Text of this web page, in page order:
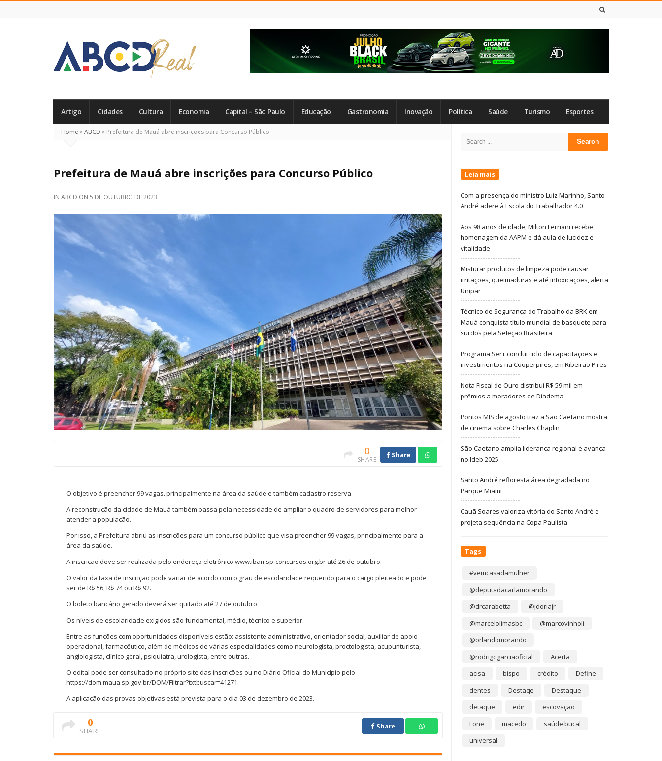
Real
Artigo Cidades Cultura Economia Capital – São Paulo Educação Gastronomia Inovação Política Saúde Turismo Esportes
Home »ABCD » Prefeitura de Mauá abre inscrições para Concurso Público
Prefeitura de Mauá abre inscrições para Concurso Público
IN ABCD ON 5 DE OUTUBRO DE 2023
0
SHARE
Share
O objetivo é preencher 99 vagas, principalmente na área da saúde e também cadastro reserva
A reconstrução da cidade de Mauá também passa pela necessidade de ampliar o quadro de servidores para melhor
atender a população.
Por isso, a Prefeitura abriu as inscrições para um concurso público que visa preencher 99 vagas, principalmente para a
área da saúde.
A inscrição deve ser realizada pelo endereço eletrônico www.ibamsp-concursos.org.br até 26 de outubro.
O valor da taxa de inscrição pode variar de acordo com o grau de escolaridade requerido para o cargo pleiteado e pode
ser de R$ 56, R$ 74 ou R$ 92.
O boleto bancário gerado deverá ser quitado até 27 de outubro.
Os níveis de escolaridade exigidos são fundamental, médio, técnico e superior.
Entre as funções com oportunidades disponíveis estão: assistente administrativo, orientador social, auxiliar de apoio
operacional, farmacêutico, além de médicos de várias especialidades como neurologista, proctologista, acupunturista,
angiologista, clínico geral, psiquiatra, urologista, entre outras.
O edital pode ser consultado no próprio site das inscrições ou no Diário Oficial do Município pelo
https://dom.maua.sp.gov.br/DOM/Filtrar?txtbuscar=41271.
A aplicação das provas objetivas está prevista para o dia 03 de dezembro de 2023.
0
SHARE
Share
Sidebar
Search
Leia mais
Com a presença do ministro Luiz Marinho, Santo
André adere à Escola do Trabalhador 4.0
Aos 98 anos de idade, Milton Ferriani recebe
homenagem da AAPM e dá aula de lucidez e
vitalidade
Misturar produtos de limpeza pode causar
irritações, queimaduras e até intoxicações, alerta
Unipar
Técnico de Segurança do Trabalho da BRK em
Mauá conquista título mundial de basquete para
surdos pela Seleção Brasileira
Programa Ser+ conclui ciclo de capacitações e
investimentos na Cooperpires, em Ribeirão Pires
Nota Fiscal de Ouro distribui R$ 59 mil em
prêmios a moradores de Diadema
Pontos MIS de agosto traz a São Caetano mostra
de cinema sobre Charles Chaplin
São Caetano amplia liderança regional e avança
no Ideb 2025
Santo André refloresta área degradada no
Parque Miami
Cauã Soares valoriza vitória do Santo André e
projeta sequência na Copa Paulista
Tags
#vemcasadamulher
@deputadacarlamorando
@drcarabetta
@jdoriajr
@marcelolimasbc
@marcovinholi
@orlandomorando
@rodrigogarciaoficial
Acerta
acisa
bispo crédito
Define
dentes
Destaqe
Destaque
detaque
edir
escovação
Fone
macedo
saúde bucal
universal